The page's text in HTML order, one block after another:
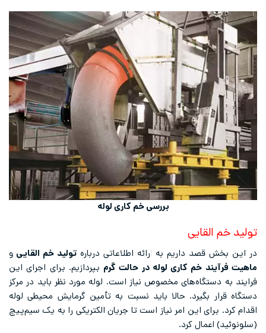
بررسی خم کاری لوله
تولید خم القایی
در این بخش قصد داریم به ارائه اطلاعاتی دربارهتولید خم القایی و
ماهیت فرآیند خم کاری لوله در حالت گرم بپردازیم. برای اجرای این
فرایند به دستگاه‌های مخصوص نیاز است. لوله مورد نظر باید در مرکز
دستگاه قرار بگیرد. حالا باید نسبت به تأمین گرمایش محیطی لوله
اقدام کرد. برای این امر نیاز است تا جریان الکتریکی را به یک سیم‌پیچ
(سلونوئید) اعمال کرد.